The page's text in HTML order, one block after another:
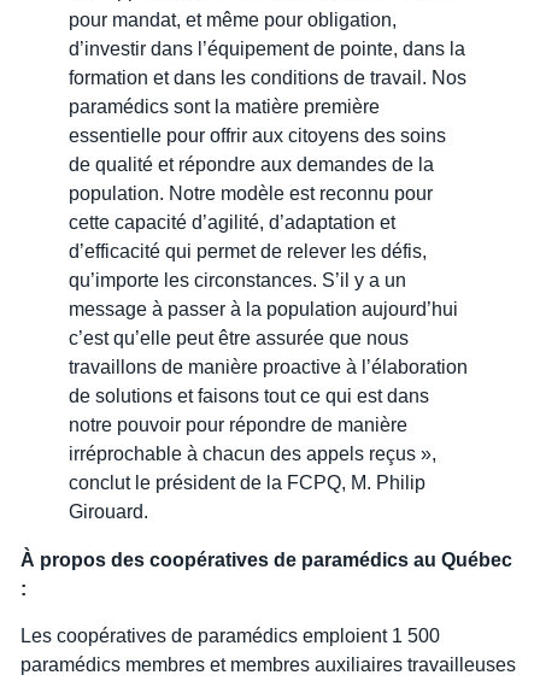
pour mandat, et même pour obligation,
d’investir dans l’équipement de pointe, dans la
formation et dans les conditions de travail. Nos
paramédics sont la matière première
essentielle pour offrir aux citoyens des soins
de qualité et répondre aux demandes de la
population. Notre modèle est reconnu pour
cette capacité d’agilité, d’adaptation et
d’efficacité qui permet de relever les défis,
qu’importe les circonstances. S’il y a un
message à passer à la population aujourd’hui
c’est qu’elle peut être assurée que nous
travaillons de manière proactive à l’élaboration
de solutions et faisons tout ce qui est dans
notre pouvoir pour répondre de manière
irréprochable à chacun des appels reçus »,
conclut le président de la FCPQ, M. Philip
Girouard.
À propos des coopératives de paramédics au Québec
:
Les coopératives de paramédics emploient 1 500
paramédics membres et membres auxiliaires travailleuses